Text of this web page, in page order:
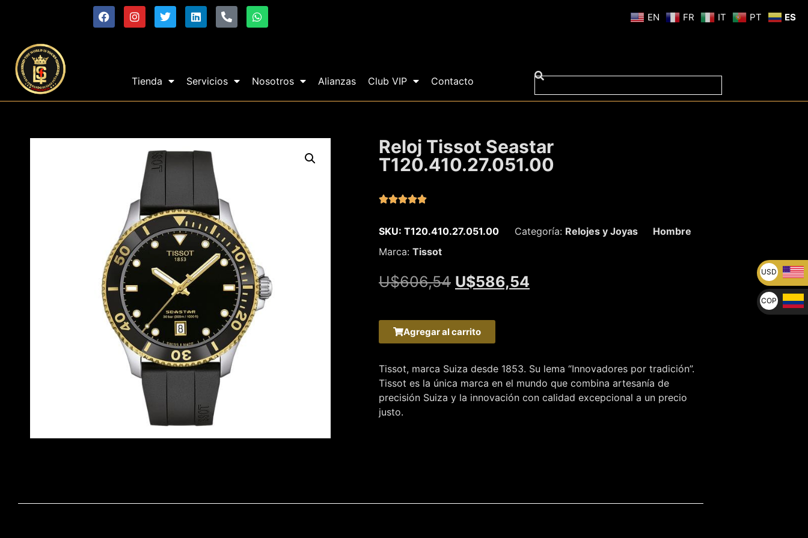
Tienda Servicios Nosotros Alianzas Club VIP Contacto
Reloj Tissot Seastar
T120.410.27.051.00

SKU: T120.410.27.051.00 Categoría: Relojes y Joyas
Hombre
Marca: Tissot
U$606,54 U$586,54
Agregar al carrito
Tissot, marca Suiza desde 1853. Su lema “Innovadores por tradición”.
Tissot es la única marca en el mundo que combina artesanía de
precisión Suiza y la innovación con calidad excepcional a un precio
justo.
EN FR IT PT ES
USD
U$
COP
$